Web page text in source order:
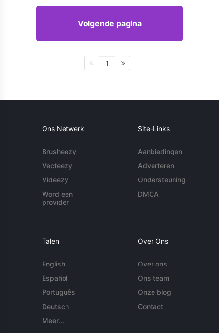
Volgende pagina
1
Ons Netwerk
Brusheezy
Vecteezy
Videezy
Word een
provider
Site-Links
Aanbiedingen
Adverteren
Ondersteuning
DMCA
Talen
English
Español
Português
Deutsch
Meer...
Over Ons
Over ons
Ons team
Onze blog
Contact